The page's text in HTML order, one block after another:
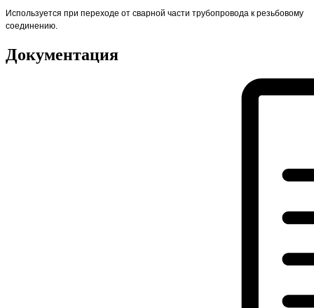
Используется при переходе от сварной части трубопровода к резьбовому
соединению.
Документация